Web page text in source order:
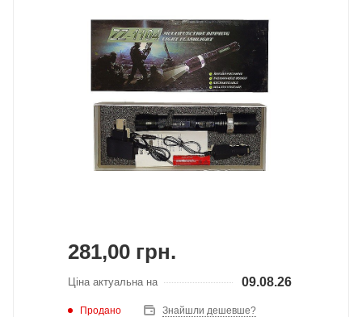
281,00 грн.
Ціна актуальна на 09.08.26
Продано Знайшли дешевше?